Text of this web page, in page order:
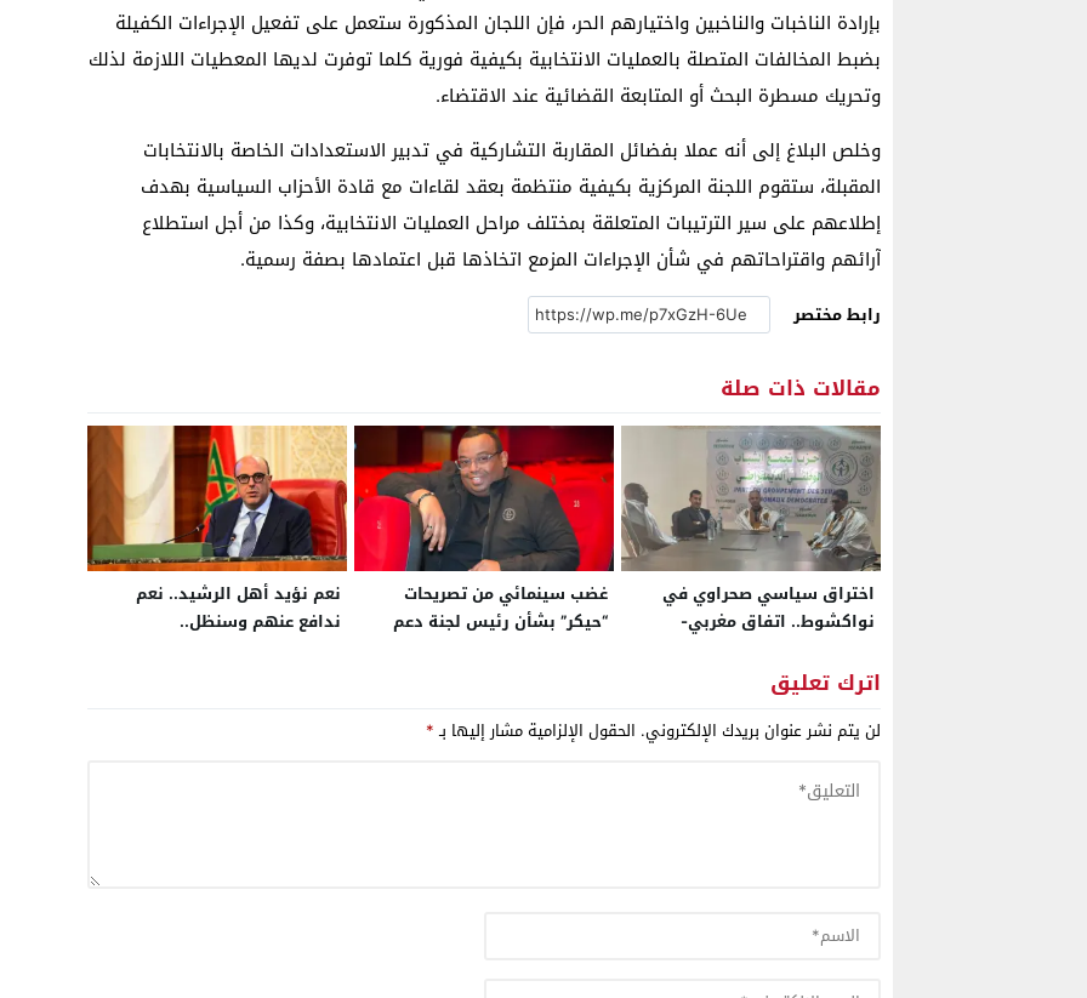
بإرادة الناخبات والناخبين واختيارهم الحر، فإن اللجان المذكورة ستعمل على تفعيل الإجراءات الكفيلة
بضبط المخالفات المتصلة بالعمليات الانتخابية بكيفية فورية كلما توفرت لديها المعطيات اللازمة لذلك
وتحريك مسطرة البحث أو المتابعة القضائية عند الاقتضاء.
وخلص البلاغ إلى أنه عملا بفضائل المقاربة التشاركية في تدبير الاستعدادات الخاصة بالانتخابات
المقبلة، ستقوم اللجنة المركزية بكيفية منتظمة بعقد لقاءات مع قادة الأحزاب السياسية بهدف
إطلاعهم على سير الترتيبات المتعلقة بمختلف مراحل العمليات الانتخابية، وكذا من أجل استطلاع
آرائهم واقتراحاتهم في شأن الإجراءات المزمع اتخاذها قبل اعتمادها بصفة رسمية.
رابط مختصر
مقالات ذات صلة
اختراق سياسي صحراوي في
نواكشوط.. اتفاق مغربي-
الدبلوماسية الحزبية والتنمية
المستدامة
غضب سينمائي من تصريحات
“حيكر” بشأن رئيس لجنة دعم
نعم نؤيد أهل الرشيد.. نعم
ندافع عنهم وسنظل..
اترك تعليق
لن يتم نشر عنوان بريدك الإلكتروني. الحقول الإلزامية مشار إليها بـ*